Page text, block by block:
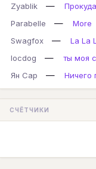
Zyablik —
Parabelle
—
More
Swagfox
—
La La
locdog
—
ты моя
Ян Сар
— Ничего
СЧЁТЧИКИ